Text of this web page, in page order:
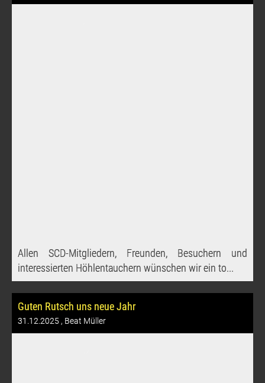
Allen SCD-Mitgliedern, Freunden, Besuchern und
interessierten Höhlentauchern wünschen wir ein to...
Guten Rutsch uns neue Jahr
31.12.2025 , Beat Müller